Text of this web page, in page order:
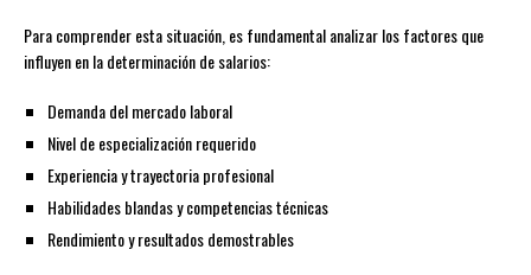
Para comprender esta situación, es fundamental analizar los factores que
influyen en la determinación de salarios:
Demanda del mercado laboral
Nivel de especialización requerido
Experiencia y trayectoria profesional
Habilidades blandas y competencias técnicas
Rendimiento y resultados demostrables